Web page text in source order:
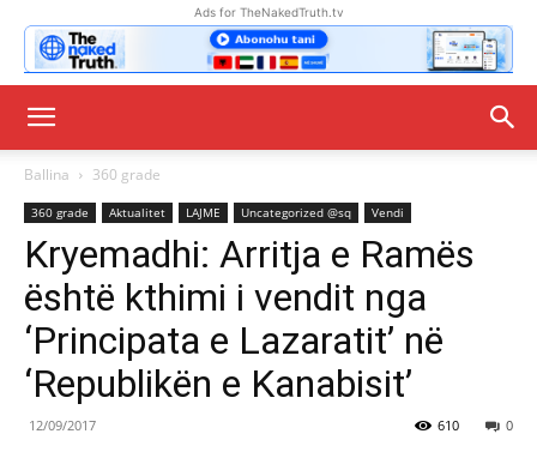
Ads for TheNakedTruth.tv
Ballina 360 grade
360 grade Aktualitet LAJME Uncategorized @sq Vendi
Kryemadhi: Arritja e Ramës
është kthimi i vendit nga
‘Principata e Lazaratit’ në
‘Republikën e Kanabisit’
12/09/2017 0
610